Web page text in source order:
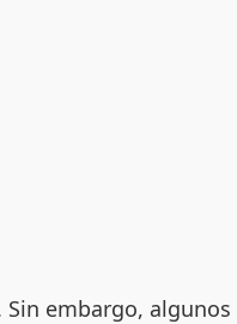
embargo,